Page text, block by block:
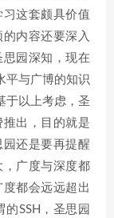
这套颇具价值
内容还要深入
园深知，现在
平与广博的知识
于以上考虑，圣
出，目的就是
还是要再提醒
，广度与深度都
都会远远超出
SSH，圣思园